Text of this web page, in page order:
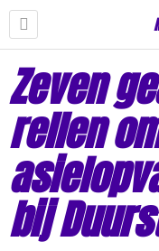
Zeven
rellen
bij